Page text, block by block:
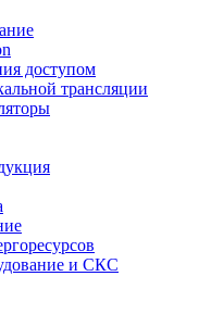
доступом
трансляции
и СКС